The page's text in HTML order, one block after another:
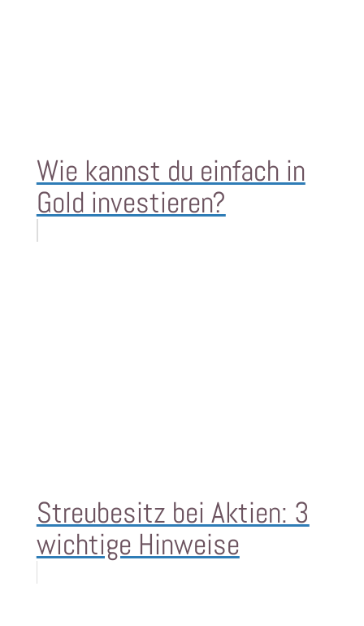
Wie kannst du einfach in
Gold investieren?
Streubesitz bei Aktien: 3
wichtige Hinweise